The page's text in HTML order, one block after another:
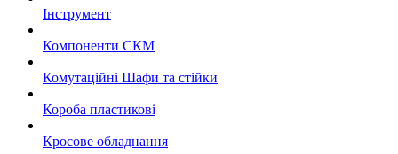
Інструмент
Компоненти СКМ
Комутаційні Шафи та стійки
Короба пластикові
Кросове обладнання